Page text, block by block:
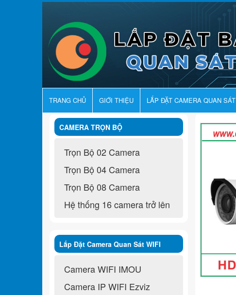
TRANG CHỦ GIỚI THIỆU LẮP ĐẶT CAMERA QUAN SÁT
CAMERA TRỌN BỘ
Trọn Bộ 02 Camera
Trọn Bộ 04 Camera
Trọn Bộ 08 Camera
Hệ thống 16 camera trở lên
Lắp Đặt Camera Quan Sát WIFI
Không Dây
Camera WIFI IMOU
Camera IP WIFI Ezviz